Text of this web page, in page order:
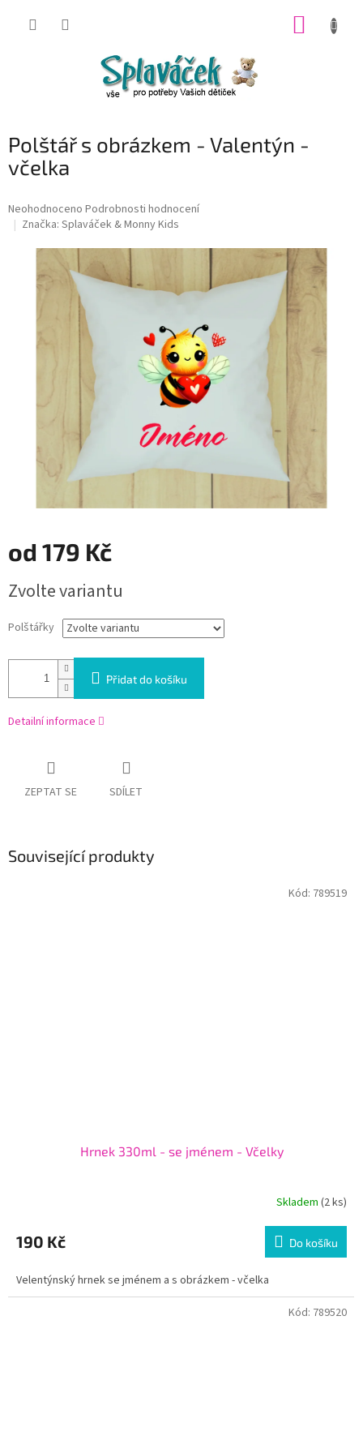
Polštář s obrázkem - Valentýn -
včelka
Průměrné
hodnocení
Neohodnoceno Podrobnosti hodnocení
Značka: Splaváček & Monny Kids
od 179 Kč
cena:
Zvolte variantu
Polštářky
Přidat do košíku
Detailní informace
ZEPTAT SE SDÍLET
Související produkty
Hrnek 330ml - se jménem - Včelky
Skladem (2 ks)
190 Kč Do košíku
Velentýnský hrnek se jménem a s obrázkem - včelka
Kód: 789519
Kód: 789520